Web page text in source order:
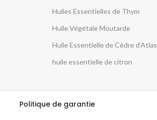
Huiles Essentielles de Thym
Huile Végétale Moutarde
Huile Essentielle de Cèdre d’Atlas
huile essentielle de citron
Politique de garantie